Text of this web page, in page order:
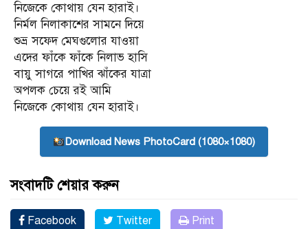
নিজেকে কোথায় যেন হারাই।
নির্মল নিলাকাশের সামনে দিয়ে
শুভ্র সফেদ মেঘগুলোর যাওয়া
এদের ফাঁকে ফাঁকে নিলাভ হাসি
বায়ু সাগরে পাখির ঝাঁকের যাত্রা
অপলক চেয়ে রই আমি
নিজেকে কোথায় যেন হারাই।
Download News PhotoCard (1080×1080)
সংবাদটি শেয়ার করুন
Facebook Twitter Print